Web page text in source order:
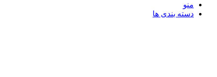
منو
دسته بندی ها